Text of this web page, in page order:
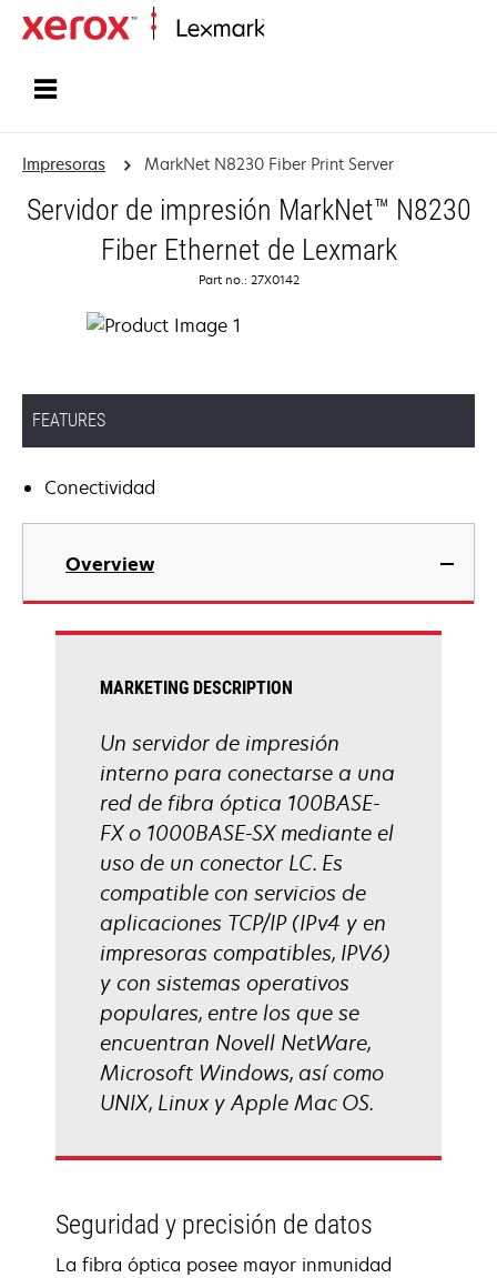
Impresoras MarkNet N8230 Fiber Print Server
Servidor de impresión MarkNet™ N8230
Fiber Ethernet de Lexmark
Part no.: 27X0142
FEATURES
Conectividad
Overview
MARKETING DESCRIPTION
Un servidor de impresión
interno para conectarse a una
red de fibra óptica 100BASE-
FX o 1000BASE-SX mediante el
uso de un conector LC. Es
compatible con servicios de
aplicaciones TCP/IP (IPv4 y en
impresoras compatibles, IPV6)
y con sistemas operativos
populares, entre los que se
encuentran Novell NetWare,
Microsoft Windows, así como
UNIX, Linux y Apple Mac OS.
Seguridad y precisión de datos
La fibra óptica posee mayor inmunidad